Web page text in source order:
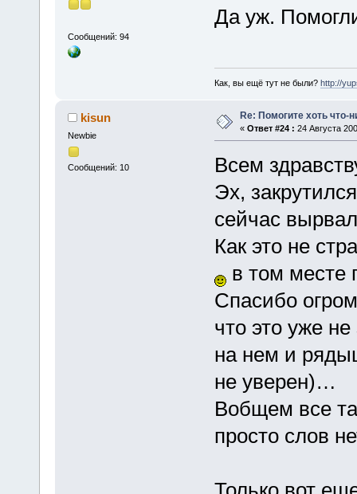
Сообщений: 94
Да уж.
Как, вы ещё тут не были? http://
kisun
Newbie
Сообщений: 10
Re: Помогите хоть что-
« Ответ #24 : 24 Августа
Всем
Эх,
сейчас
Как это не
в том месте
Спасибо
что это уже
на нем и
не уверен)…
Вобщем все
просто слов